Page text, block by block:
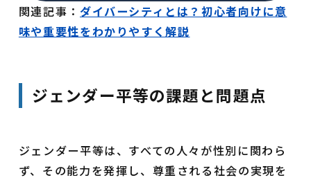
関連記事： ダイバーシティとは？初心者向けに意
味や重要性をわかりやすく解説
ジェンダー平等の課題と問題点
ジェンダー平等は、すべての人々が性別に関わら
ず、その能力を発揮し、尊重される社会の実現を